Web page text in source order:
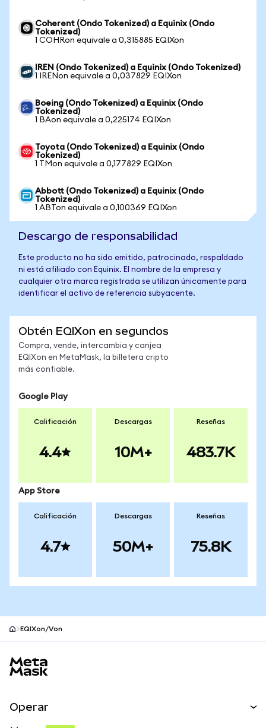
Coherent (Ondo Tokenized) a Equinix (Ondo
Tokenized)
1 COHRon equivale a 0,315885 EQIXon
IREN (Ondo Tokenized) a Equinix (Ondo Tokenized)
1 IRENon equivale a 0,037829 EQIXon
Boeing (Ondo Tokenized) a Equinix (Ondo
Tokenized)
1 BAon equivale a 0,225174 EQIXon
Toyota (Ondo Tokenized) a Equinix (Ondo
Tokenized)
1 TMon equivale a 0,177829 EQIXon
Abbott (Ondo Tokenized) a Equinix (Ondo
Tokenized)
1 ABTon equivale a 0,100369 EQIXon
Descargo de responsabilidad
Este producto no ha sido emitido, patrocinado, respaldado
ni está afiliado con Equinix. El nombre de la empresa y
cualquier otra marca registrada se utilizan únicamente para
identificar el activo de referencia subyacente.
Obtén EQIXon en segundos
Compra, vende, intercambia y canjea
EQIXon en MetaMask, la billetera cripto
más confiable.
Google Play
Calificación
4.4
Descargas
10M+
Reseñas
483.7K
App Store
Calificación
4.7
Descargas
50M+
Reseñas
75.8K
EQIXon/Von
Operar